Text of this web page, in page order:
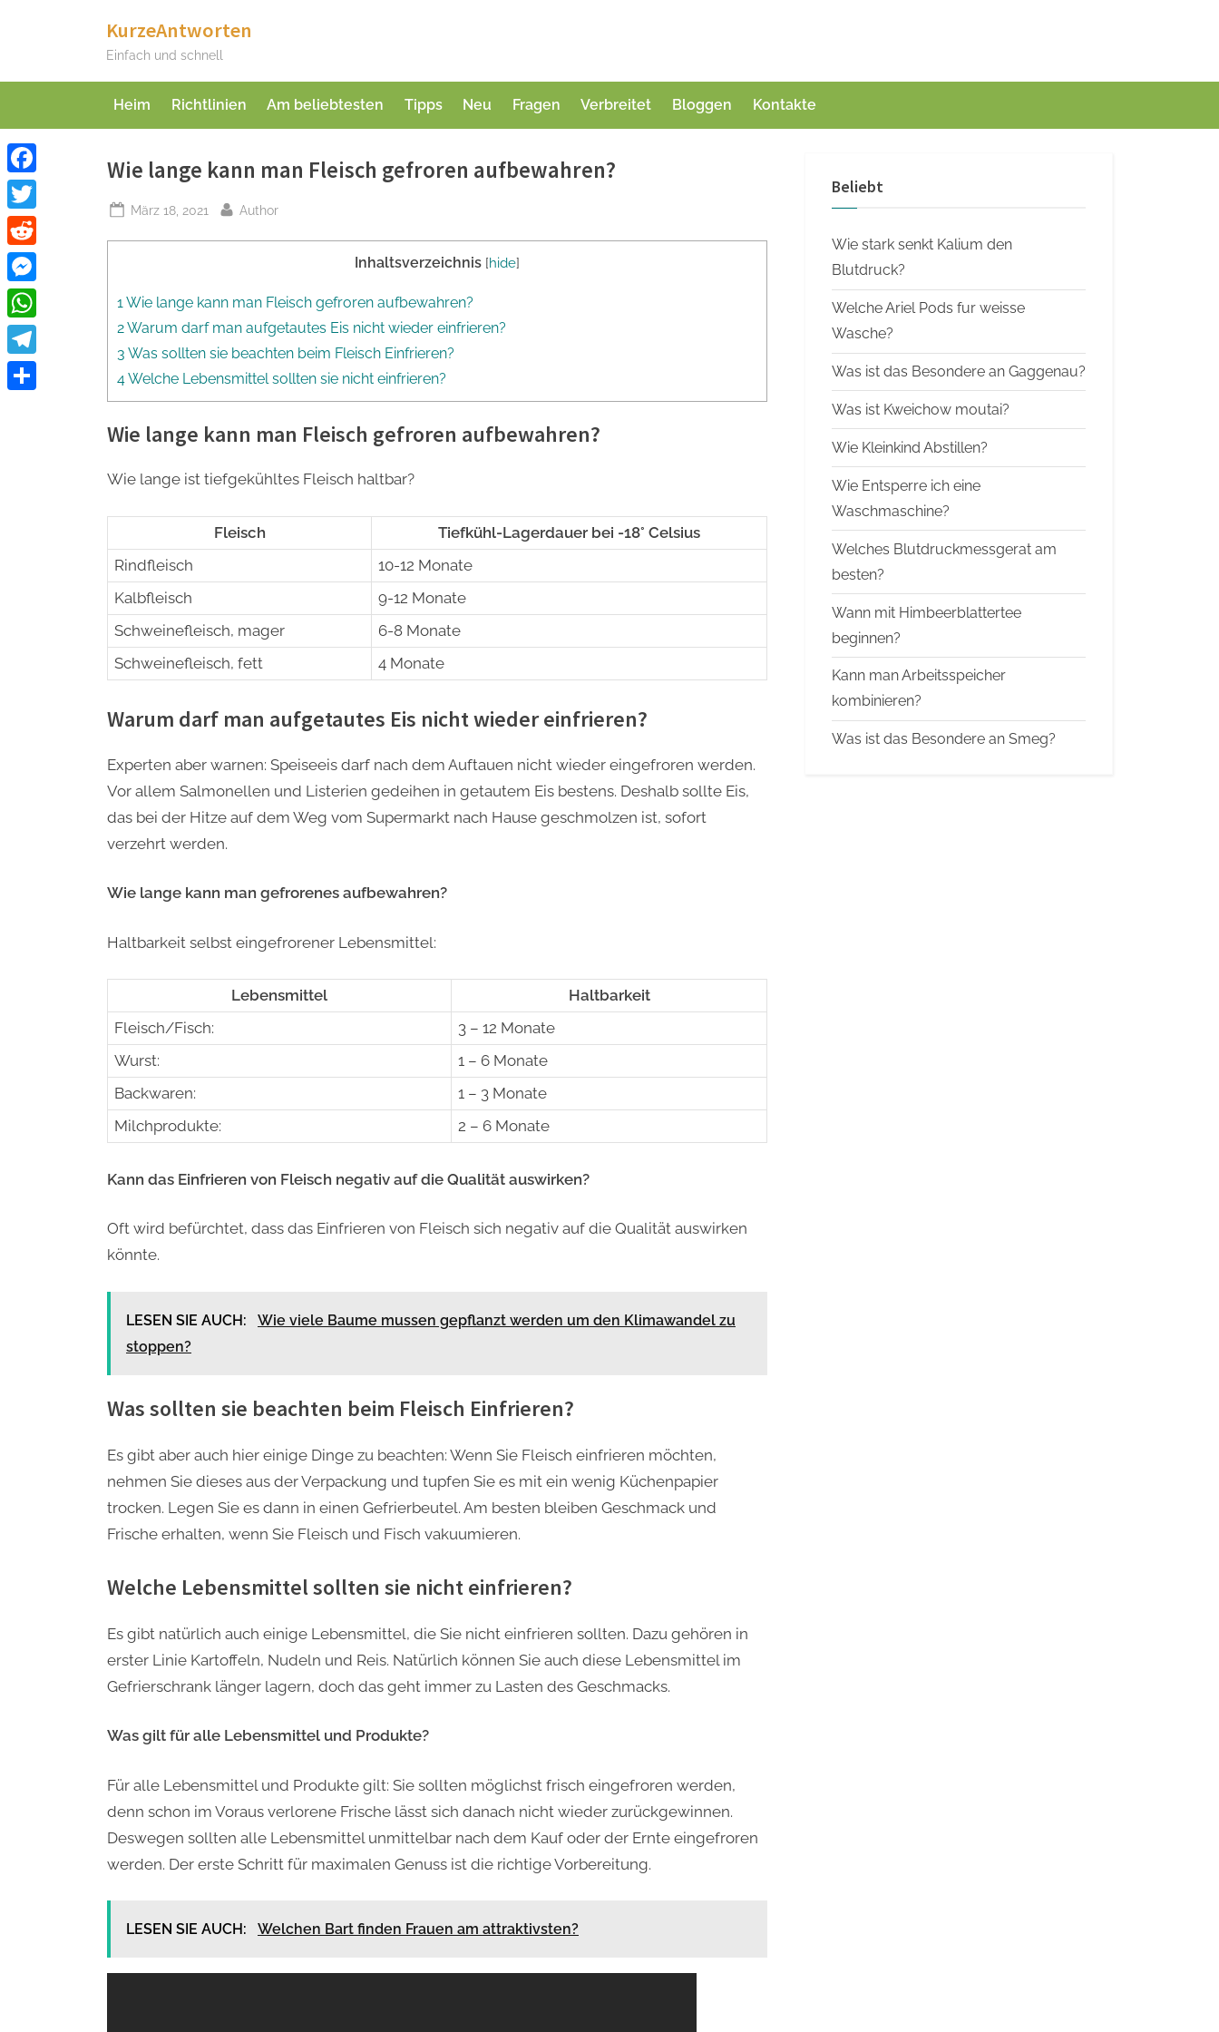
KurzeAntworten
Einfach und schnell
Heim Richtlinien Am beliebtesten Tipps Neu Fragen Verbreitet Bloggen Kontakte
Wie lange kann man Fleisch gefroren aufbewahren?
Posted
März 18, 2021 By
Author
Inhaltsverzeichnis [hide]
1 Wie lange kann man Fleisch gefroren aufbewahren?
2 Warum darf man aufgetautes Eis nicht wieder einfrieren?
3 Was sollten sie beachten beim Fleisch Einfrieren?
4 Welche Lebensmittel sollten sie nicht einfrieren?
Wie lange kann man Fleisch gefroren aufbewahren?
Wie lange ist tiefgekühltes Fleisch haltbar?
Fleisch
Tiefkühl-Lagerdauer bei -18° Celsius
Rindfleisch
10-12 Monate
Kalbfleisch
9-12 Monate
Schweinefleisch, mager
6-8 Monate
Schweinefleisch, fett
4 Monate
Warum darf man aufgetautes Eis nicht wieder einfrieren?
Experten aber warnen: Speiseeis darf nach dem Auftauen nicht wieder eingefroren werden.
Vor allem Salmonellen und Listerien gedeihen in getautem Eis bestens. Deshalb sollte Eis,
das bei der Hitze auf dem Weg vom Supermarkt nach Hause geschmolzen ist, sofort
verzehrt werden.
Wie lange kann man gefrorenes aufbewahren?
Haltbarkeit selbst eingefrorener Lebensmittel:
Lebensmittel
Haltbarkeit
Fleisch/Fisch:
3 – 12 Monate
Wurst:
1 – 6 Monate
Backwaren:
1 – 3 Monate
Milchprodukte:
2 – 6 Monate
Kann das Einfrieren von Fleisch negativ auf die Qualität auswirken?
Oft wird befürchtet, dass das Einfrieren von Fleisch sich negativ auf die Qualität auswirken
könnte.
LESEN SIE AUCH:
Wie viele Baume mussen gepflanzt werden um den Klimawandel zu
stoppen?
Was sollten sie beachten beim Fleisch Einfrieren?
Es gibt aber auch hier einige Dinge zu beachten: Wenn Sie Fleisch einfrieren möchten,
nehmen Sie dieses aus der Verpackung und tupfen Sie es mit ein wenig Küchenpapier
trocken. Legen Sie es dann in einen Gefrierbeutel. Am besten bleiben Geschmack und
Frische erhalten, wenn Sie Fleisch und Fisch vakuumieren.
Welche Lebensmittel sollten sie nicht einfrieren?
Es gibt natürlich auch einige Lebensmittel, die Sie nicht einfrieren sollten. Dazu gehören in
erster Linie Kartoffeln, Nudeln und Reis. Natürlich können Sie auch diese Lebensmittel im
Gefrierschrank länger lagern, doch das geht immer zu Lasten des Geschmacks.
Was gilt für alle Lebensmittel und Produkte?
Für alle Lebensmittel und Produkte gilt: Sie sollten möglichst frisch eingefroren werden,
denn schon im Voraus verlorene Frische lässt sich danach nicht wieder zurückgewinnen.
Deswegen sollten alle Lebensmittel unmittelbar nach dem Kauf oder der Ernte eingefroren
werden. Der erste Schritt für maximalen Genuss ist die richtige Vorbereitung.
LESEN SIE AUCH: Welchen Bart finden Frauen am attraktivsten?
Beliebt
Wie stark senkt Kalium den
Blutdruck?
Welche Ariel Pods fur weisse
Wasche?
Was ist das Besondere an Gaggenau?
Was ist Kweichow moutai?
Wie Kleinkind Abstillen?
Wie Entsperre ich eine
Waschmaschine?
Welches Blutdruckmessgerat am
besten?
Wann mit Himbeerblattertee
beginnen?
Kann man Arbeitsspeicher
kombinieren?
Was ist das Besondere an Smeg?
Facebook
Twitter
Reddit
Messenger
WhatsApp
Telegram